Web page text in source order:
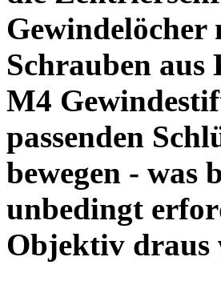
Gewindelöcher
Schrauben
M4
passenden
bewegen - was
unbedingt
Objektiv